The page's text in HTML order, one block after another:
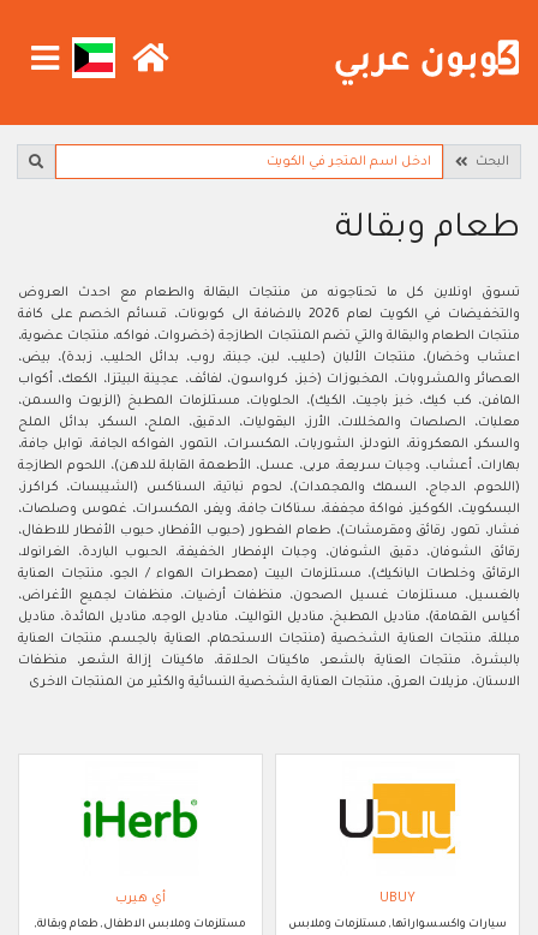
البحث
طعام وبقالة
تسوق اونلاين كل ما تحتاجونه من منتجات البقالة والطعام مع احدث العروض
والتخفيضات في الكويت لعام 2026 بالاضافة الى كوبونات، قسائم الخصم على كافة
منتجات الطعام والبقالة والتي تضم المنتجات الطازجة (خضروات، فواكه، منتجات عضوية،
اعشاب وخضار)، منتجات الألبان (حليب، لبن، جبنة، روب، بدائل الحليب، زبدة)، بيض،
العصائر والمشروبات، المخبوزات (خبز، كرواسون، لفائف، عجينة البيتزا، الكعك، أكواب
المافن، كب كيك، خبز باجيت، الكيك)، الحلويات، مستلزمات المطبخ (الزيوت والسمن،
معلبات، الصلصات والمخللات، الأرز، البقوليات، الدقيق، الملح، السكر، بدائل الملح
والسكر، المعكرونة، النودلز، الشوربات، المكسرات، التمور، الفواكه الجافة، توابل جافة،
بهارات، أعشاب، وجبات سريعة، مربى، عسل، الأطعمة القابلة للدهن)، اللحوم الطازجة
(اللحوم، الدجاج، السمك والمجمدات)، لحوم نباتية، السناكس (الشيبسات، كراكرز،
البسكويت، الكوكيز، فواكة مجففة، سناكات جافة، ويفر، المكسرات، غموس وصلصات،
فشار، تمور، رقائق ومقرمشات)، طعام الفطور (حبوب الأفطار، حبوب الأفطار للاطفال،
رقائق الشوفان، دقيق الشوفان، وجبات الإفطار الخفيفة، الحبوب الباردة، الغرانولا،
الرقائق وخلطات البانكيك)، مستلزمات البيت (معطرات الهواء / الجو، منتجات العناية
بالغسيل، مستلزمات غسيل الصحون، منظفات أرضيات، منظفات لجميع الأغراض،
أكياس القمامة)، مناديل المطبخ، مناديل التواليت، مناديل الوجه، مناديل المائدة، مناديل
مبللة، منتجات العناية الشخصية (منتجات الاستحمام، العناية بالجسم، منتجات العناية
بالبشرة، منتجات العناية بالشعر، ماكينات الحلاقة، ماكينات إزالة الشعر، منظفات
الاسنان، مزيلات العرق، منتجات العناية الشخصية النسائية والكثير من المنتجات الاخرى
UBUY
سيارات واكسسواراتها, مستلزمات وملابس
أي هيرب
مستلزمات وملابس الاطفال, طعام وبقالة,